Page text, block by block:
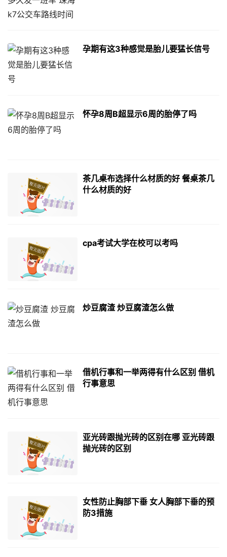
孕期有这3种感觉是胎儿要猛长信号
怀孕8周B超显示6周的胎停了吗
茶几桌布选择什么材质的好 餐桌茶几
什么材质的好
cpa考试大学在校可以考吗
炒豆腐渣 炒豆腐渣怎么做
借机行事和一举两得有什么区别 借机
行事意思
亚光砖跟抛光砖的区别在哪 亚光砖跟
抛光砖的区别
女性防止胸部下垂 女人胸部下垂的预
防3措施